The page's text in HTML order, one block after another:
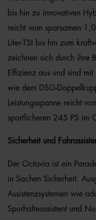
bis hin zu innovativen
reicht vom sparsamen
Liter-TSI bis hin zum
zeichnen sich durch ihre
Effizienz aus und sind
wie dem DSG-
Leistungsspanne reicht
sportlicheren 245 PS im
Sicherheit und
Der Octavia ist ein
in Sachen Sicherheit.
Assistenzsystemen wie
Spurhalteassistent und